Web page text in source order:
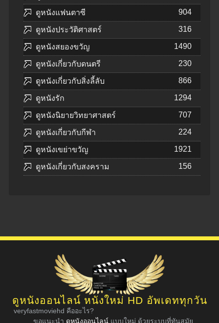
ดูหนังแฟนตาซี 904
ดูหนังประวัติศาสตร์ 316
ดูหนังสยองขวัญ 1490
ดูหนังเกี่ยวกับดนตรี 230
ดูหนังเกี่ยวกับสิ่งลี้ลับ 866
ดูหนังรัก 1294
ดูหนังนิยายวิทยาศาสตร์ 707
ดูหนังเกี่ยวกับกีฬา 224
ดูหนังเขย่าขวัญ 1921
ดูหนังเกี่ยวกับสงคราม 156
ดูหนังออนไลน์ หนังใหม่ HD อัพเดททุกวัน
veryfastmoviehd คืออะไร?
ขอแนะนำ ดูหนังออนไลน์ แบบใหม่ ด้วยระบบที่ทันสมัย